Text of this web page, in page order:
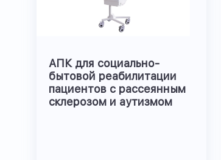
АПК для социально-
бытовой реабилитации
пациентов с рассеянным
склерозом и аутизмом